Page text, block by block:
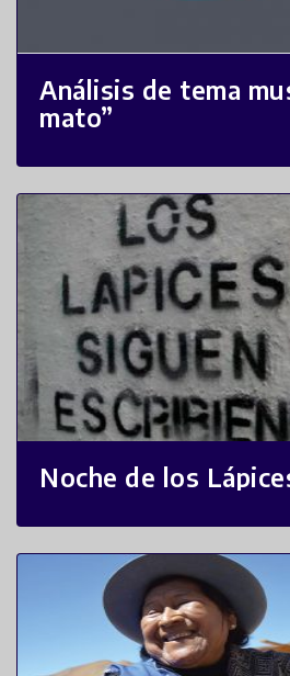
Análisis de tema
mato”
Noche de los